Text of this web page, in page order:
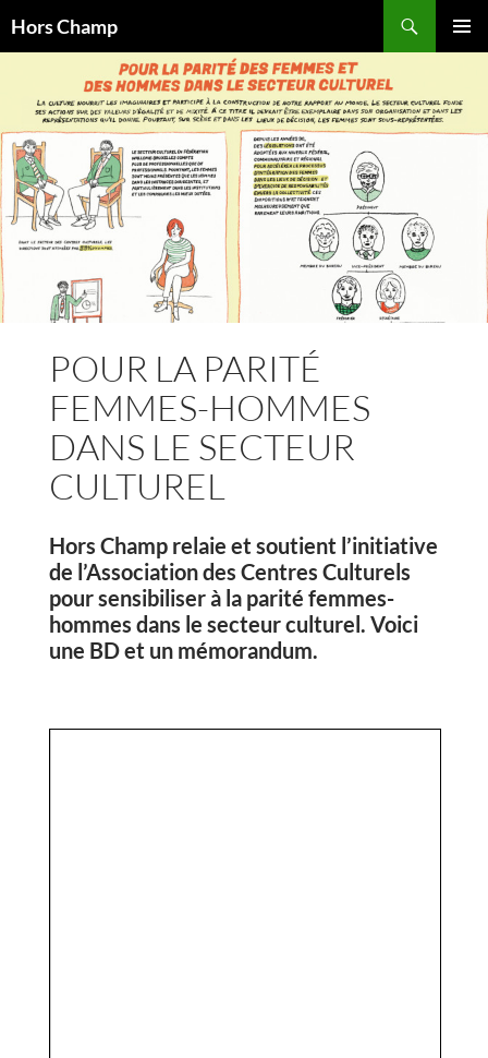
auHors Champ
POUR LA PARITÉ
FEMMES-HOMMES
DANS LE SECTEUR
CULTUREL
Hors Champ relaie et soutient l’initiative
de l’Association des Centres Culturels
pour sensibiliser à la parité femmes-
hommes dans le secteur culturel. Voici
une BD et un mémorandum.